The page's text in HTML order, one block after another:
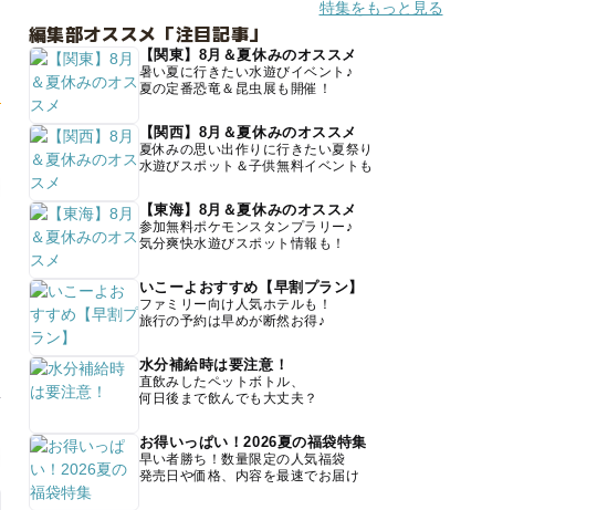
特集をもっと見る
編集部オススメ「注目記事」
【関東】8月＆夏休みのオススメ
暑い夏に行きたい水遊びイベント♪
夏の定番恐竜＆昆虫展も開催！
【関西】8月＆夏休みのオススメ
夏休みの思い出作りに行きたい夏祭り
水遊びスポット＆子供無料イベントも
【東海】8月＆夏休みのオススメ
参加無料ポケモンスタンプラリー♪
気分爽快水遊びスポット情報も！
いこーよおすすめ【早割プラン】
ファミリー向け人気ホテルも！
旅行の予約は早めが断然お得♪
水分補給時は要注意！
直飲みしたペットボトル、
何日後まで飲んでも大丈夫？
お得いっぱい！2026夏の福袋特集
早い者勝ち！数量限定の人気福袋
発売日や価格、内容を最速でお届け